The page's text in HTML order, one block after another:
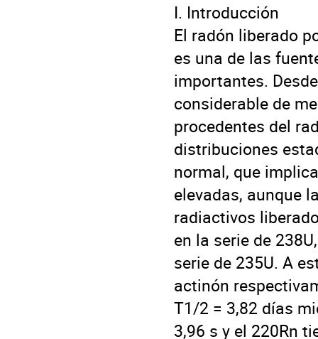
I. Introducción
El radón liberado
es una de las
importantes.
considerable de
procedentes del
distribuciones
normal, que
elevadas, aunque
radiactivos
en la serie de
serie de 235U. A
actinón
T1/2 = 3,82 días
3,96 s y el 220Rn